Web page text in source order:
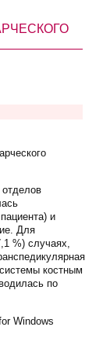
и
Для
%) случаях,
костным
по
Windows